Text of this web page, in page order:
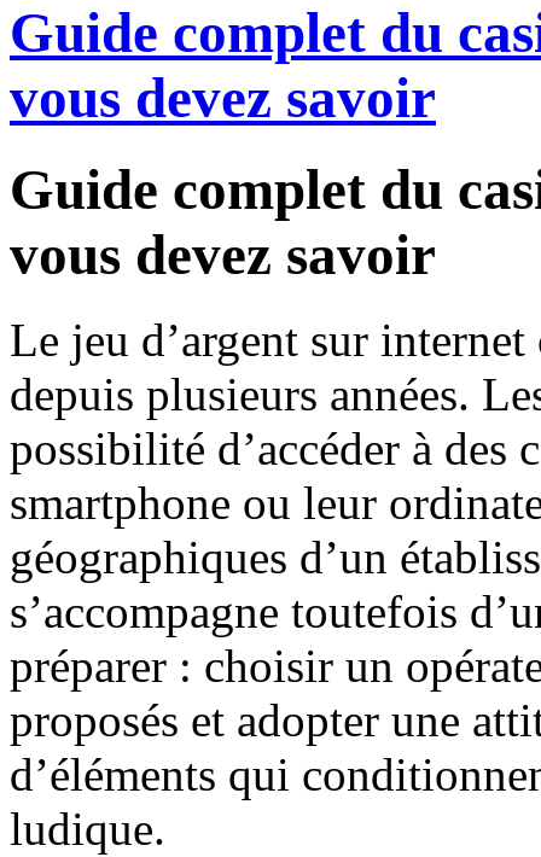
Guide complet du
vous devez savoir
Guide complet du
vous devez savoir
Le jeu d’argent sur
depuis plusieurs années.
possibilité d’accéder à des
smartphone ou leur
géographiques d’un
s’accompagne toutefois
préparer : choisir un
proposés et adopter une
d’éléments qui
ludique.